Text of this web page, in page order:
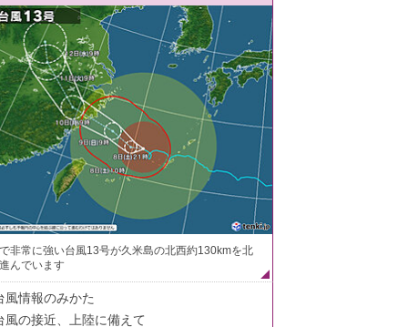
非常に強い台風13号が久米島の北西約130kmを北
んでいます
風情報のみかた
風の接近、上陸に備えて